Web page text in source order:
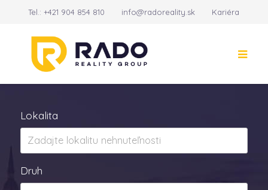
Tel.:+421 904 854 810 info@radoreality.sk Kariéra
Lokalita
Druh